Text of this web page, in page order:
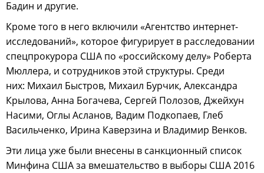
Бадин и другие.
Кроме того в него включили «Агентство интернет-
исследований», которое фигурирует в расследовании
спецпрокурора США по «российскому делу» Роберта
Мюллера, и сотрудников этой структуры. Среди
них: Михаил Быстров, Михаил Бурчик, Александра
Крылова, Анна Богачева, Сергей Полозов, Джейхун
Насими, Оглы Асланов, Вадим Подкопаев, Глеб
Васильченко, Ирина Каверзина и Владимир Венков.
Эти лица уже были внесены в санкционный список
Минфина США за вмешательство в выборы США 2016